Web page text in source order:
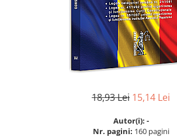
18,93 Lei 15,14 Lei
Autor(i): -
Nr. pagini: 160 pagini